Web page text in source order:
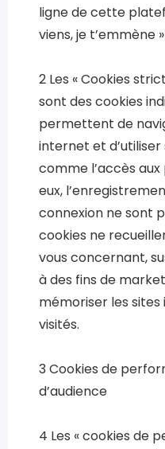
ligne de cette
viens, je t’emmène »
2 Les « Cookies
sont des cookies
permettent de
internet et
comme l’accès aux
eux,
connexion ne sont
cookies ne
vous concernant,
à des fins de
mémoriser les
visités.
3 Cookies de
d’audience
4 Les « cookies de